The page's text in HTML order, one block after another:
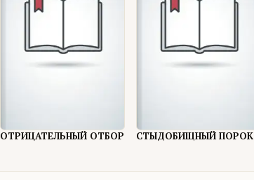
ОТРИЦАТЕЛЬНЫЙ ОТБОР СТЫДОБИЩНЫЙ ПОРОК